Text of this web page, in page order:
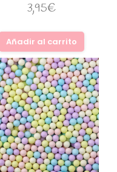
3,95€
Añadir al carrito